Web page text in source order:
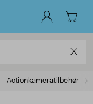
Actionkameratilbehør